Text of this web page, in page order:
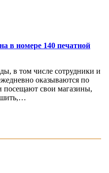
в номере 140 печатной
в том числе сотрудники и
оказываются по
посещают свои магазины,